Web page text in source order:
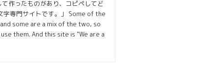
作ったものがあり、コピペしてど
字専門サイトです。」 Some of the
some are a mix of the two, so
them. And this site is "We are a